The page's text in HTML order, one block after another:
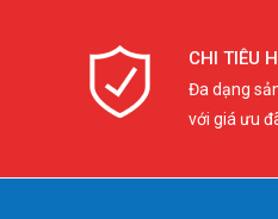
CHI TIÊU
Đa dạng
với giá ưu